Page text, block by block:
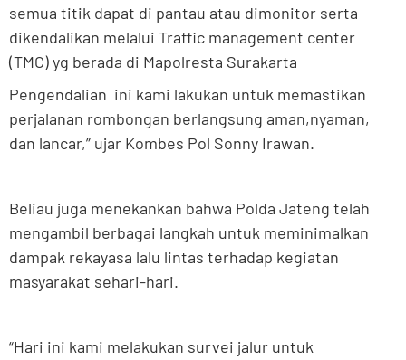
semua titik dapat di pantau atau dimonitor serta
dikendalikan melalui Traffic management center
(TMC) yg berada di Mapolresta Surakarta
Pengendalian ini kami lakukan untuk memastikan
perjalanan rombongan berlangsung aman,nyaman,
dan lancar,” ujar Kombes Pol Sonny Irawan.
Beliau juga menekankan bahwa Polda Jateng telah
mengambil berbagai langkah untuk meminimalkan
dampak rekayasa lalu lintas terhadap kegiatan
masyarakat sehari-hari.
“Hari ini kami melakukan survei jalur untuk